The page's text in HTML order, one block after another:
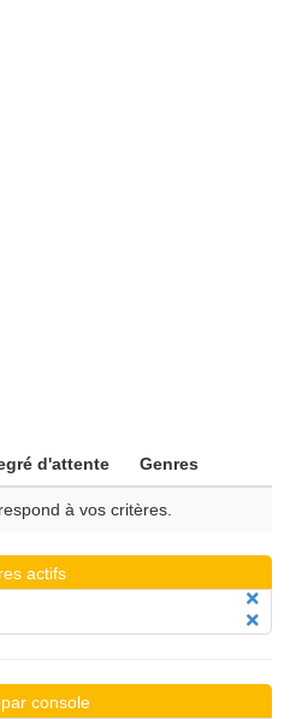
d'attente Genres
à vos critères.
actifs
console